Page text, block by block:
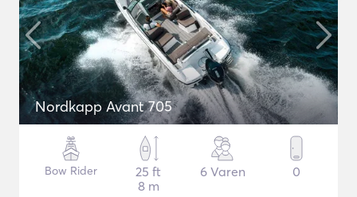
Nordkapp Avant 705
Bow Rider
25 ft
8 m
6 Varen 0